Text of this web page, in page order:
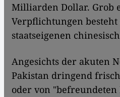
Milliarden Dollar. Grob
Verpflichtungen
staatseigenen
Angesichts der akuten
Pakistan dringend
oder von "befreundeten